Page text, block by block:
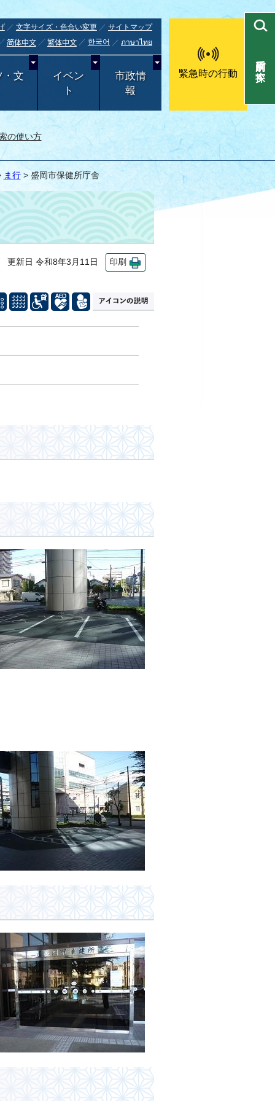
文字サイズ・色合い変更
サイトマップ
简体中文
繁体中文 한국어 ภาษาไทย
・文
イベン
ト
市政情
報
緊急時の行動
の使い方
目的別で探す
ま行> 盛岡市保健所庁舎
新日 令和8年3月11日 印刷